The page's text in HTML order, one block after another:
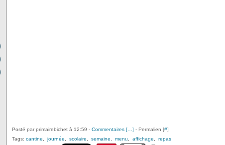
Posté par primairebichet à 12:59 - Commentaires [ ] - Permalien [#]
Tags: cantine journée scolaire semaine menu affichage repas